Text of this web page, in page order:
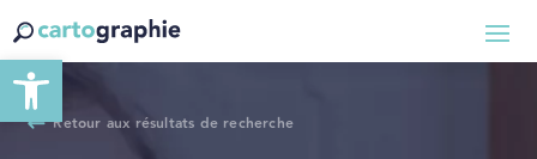
Ouvrir la barre d’outils
Retour aux résultats de recherche